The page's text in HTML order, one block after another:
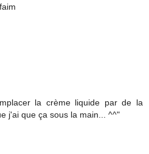
la crème liquide par de la
j'ai que ça sous la main... ^^"